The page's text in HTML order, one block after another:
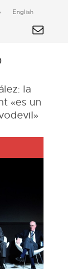
English
la
«es un